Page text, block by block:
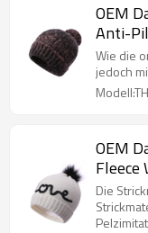
OEM
Anti-
Wie die
jedoch
OEM
Fleece
Pilling
Die